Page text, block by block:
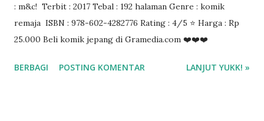
: m&c! Terbit : 2017 Tebal : 192 halaman Genre : komik
remaja ISBN : 978-602-4282776 Rating : 4/5 ⭐ Harga : Rp
25.000 Beli komik jepang di Gramedia.com ❤️❤️❤️
BERBAGI POSTING KOMENTAR LANJUT YUKK! »